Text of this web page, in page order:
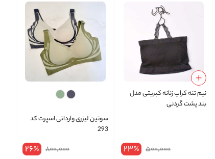
نیم‌ تنه کراپ زنانه کبریتی مدل
بند پشت گردنی
500,000
23%
سوتین لیزری وارداتی اسپرت کد
293
800,000
26%